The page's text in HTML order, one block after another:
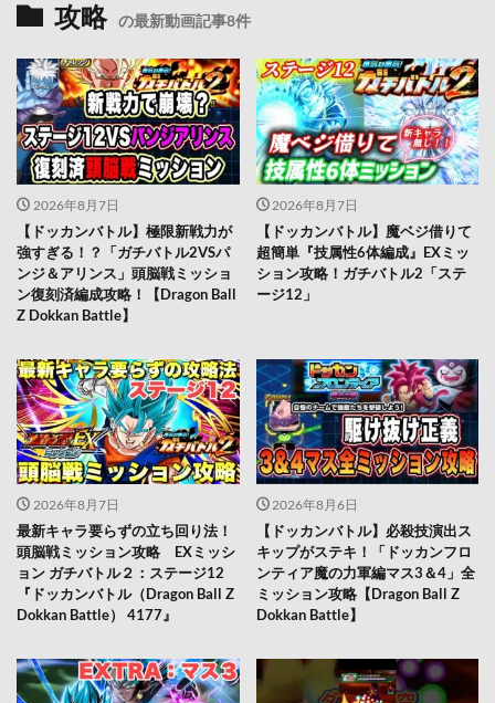
攻略 の最新動画記事8件
2026年8月7日
【ドッカンバトル】極限新戦力が
強すぎる！？「ガチバトル2VSパ
ンジ＆アリンス」頭脳戦ミッショ
ン復刻済編成攻略！【Dragon Ball
Z Dokkan Battle】
2026年8月7日
【ドッカンバトル】魔ベジ借りて
超簡単『技属性6体編成』EXミッ
ション攻略！ガチバトル2「ステ
ージ12」
2026年8月7日
最新キャラ要らずの立ち回り法！
頭脳戦ミッション攻略 EXミッシ
ョン ガチバトル２：ステージ12
『ドッカンバトル（Dragon Ball Z
Dokkan Battle） 4177』
2026年8月6日
【ドッカンバトル】必殺技演出ス
キップがステキ！「ドッカンフロ
ンティア魔の力軍編マス3＆4」全
ミッション攻略【Dragon Ball Z
Dokkan Battle】